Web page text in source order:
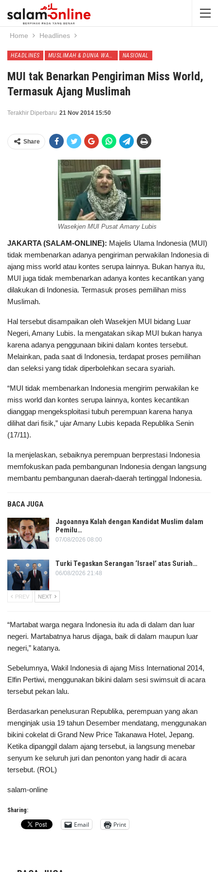
Home Headlines
HEADLINES MUSLIMAH & DUNIA WANITA NASIONAL
MUI tak Benarkan Pengiriman Miss World,
Termasuk Ajang Muslimah
Terakhir Diperbaru 21 Nov 2014 15:50
Share
Wasekjen MUI Pusat Amany Lubis
JAKARTA (SALAM-ONLINE): Majelis Ulama Indonesia (MUI)
tidak membenarkan adanya pengiriman perwakilan Indonesia di
ajang miss world atau kontes serupa lainnya. Bukan hanya itu,
MUI juga tidak membenarkan adanya kontes kecantikan yang
dilakukan di Indonesia. Termasuk proses pemilihan miss
Muslimah.
Hal tersebut disampaikan oleh Wasekjen MUI bidang Luar
Negeri, Amany Lubis. Ia mengatakan sikap MUI bukan hanya
karena adanya penggunaan bikini dalam kontes tersebut.
Melainkan, pada saat di Indonesia, terdapat proses pemilihan
dan seleksi yang tidak diperbolehkan secara syariah.
“MUI tidak membenarkan Indonesia mengirim perwakilan ke
miss world dan kontes serupa lainnya, kontes kecantikan
dianggap mengeksploitasi tubuh perempuan karena hanya
dilihat dari fisik,” ujar Amany Lubis kepada Republika Senin
(17/11).
Ia menjelaskan, sebaiknya perempuan berprestasi Indonesia
memfokuskan pada pembangunan Indonesia dengan langsung
membantu pembangunan daerah-daerah tertinggal Indonesia.
BACA JUGA
Jagoannya Kalah dengan Kandidat Muslim dalam
Pemilu…
07/08/2026 08:00
Turki Tegaskan Serangan ‘Israel’ atas Suriah…
06/08/2026 21:48
PREV NEXT
“Martabat warga negara Indonesia itu ada di dalam dan luar
negeri. Martabatnya harus dijaga, baik di dalam maupun luar
negeri,” katanya.
Sebelumnya, Wakil Indonesia di ajang Miss International 2014,
Elfin Pertiwi, menggunakan bikini dalam sesi swimsuit di acara
tersebut pekan lalu.
Berdasarkan penelusuran Republika, perempuan yang akan
menginjak usia 19 tahun Desember mendatang, menggunakan
bikini cokelat di Grand New Price Takanawa Hotel, Jepang.
Ketika dipanggil dalam ajang tersebut, ia langsung menebar
senyum ke seluruh juri dan penonton yang hadir di acara
tersebut. (ROL)
salam-online
Sharing:
Email Print